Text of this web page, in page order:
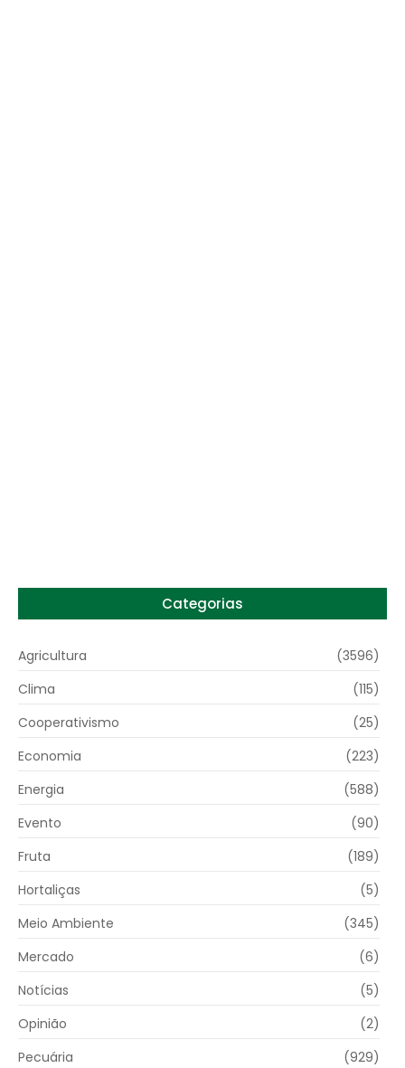
Categorias
Agricultura
(3596)
Clima
(115)
Cooperativismo
(25)
Economia
(223)
Energia
(588)
Evento
(90)
Fruta
(189)
Hortaliças
(5)
Meio Ambiente
(345)
Mercado
(6)
Notícias
(5)
Opinião
(2)
Pecuária
(929)